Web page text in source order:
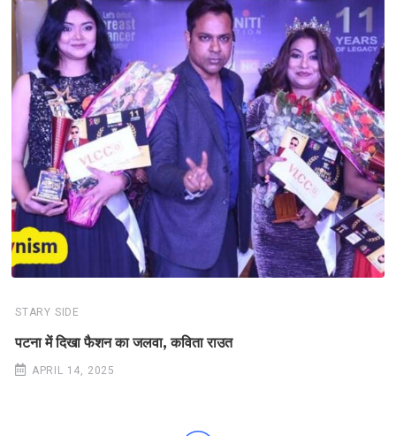
STARY SIDE
पटना में दिखा फैशन का जलवा, कविता राउत
APRIL 14, 2025